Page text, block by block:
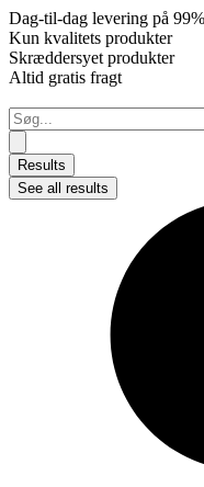
Dag-til-dag levering på
Kun kvalitets produkter
Skræddersyet produkter
Altid gratis fragt
Search
...
Results
See all results